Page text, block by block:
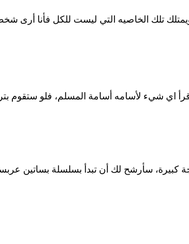
أقرأ اي شيء لأسامه أسامة المسلم، فلو ستقوم
كبيرة، سأرشح لك أن تبدأ بسلسلة بساتين